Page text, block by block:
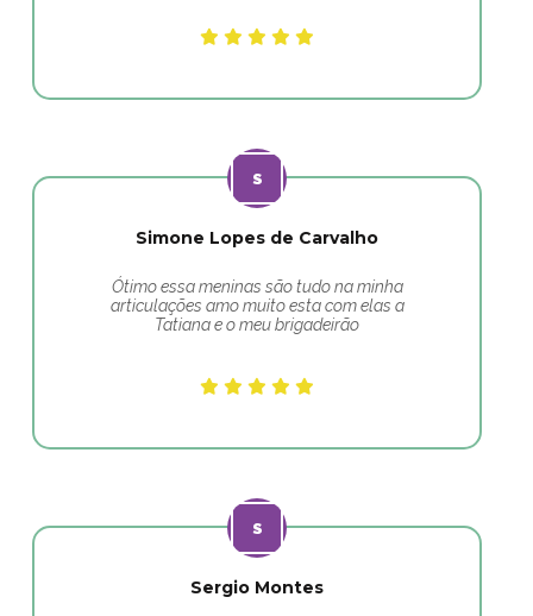
Simone Lopes de Carvalho
Ótimo essa meninas são tudo na minha
articulações amo muito esta com elas a
Tatiana e o meu brigadeirão
Sergio Montes